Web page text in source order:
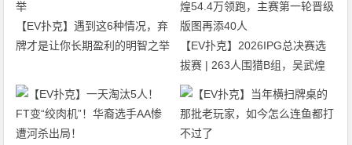
【EV扑克】遇到这6种情况，弃
牌才是让你长期盈利的明智之举
【EV扑克】2026IPG总决赛选
拔赛 | 263人围猎B组，吴武煌
54.4万领跑，主赛第一轮晋级版